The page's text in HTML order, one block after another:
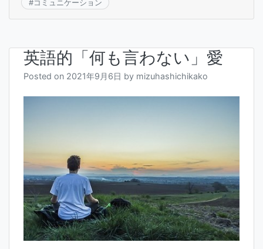
o
k
#コミュニケーション
英語的「何も言わない」愛
Posted on 2021年9月6日 by mizuhashichikako